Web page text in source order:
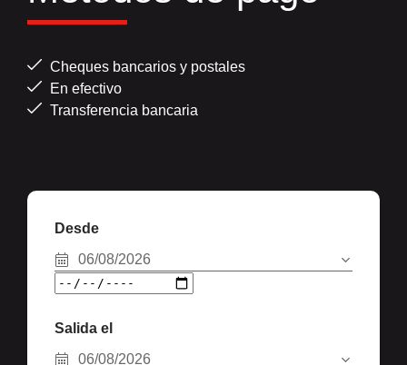
Cheques bancarios y postales
En efectivo
Transferencia bancaria
Desde
06/08/2026
Salida el
06/08/2026